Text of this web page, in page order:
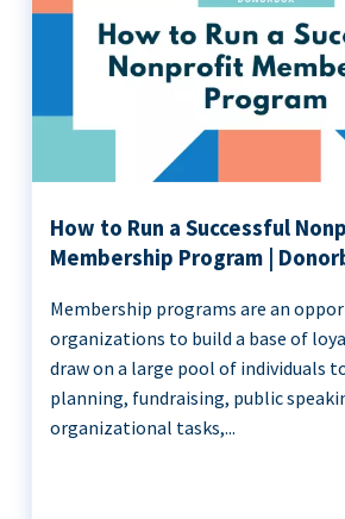
How to Run a Successful
Membership Program |
Membership programs are an
organizations to build a base of
draw on a large pool of individuals
planning, fundraising, public
organizational tasks,...